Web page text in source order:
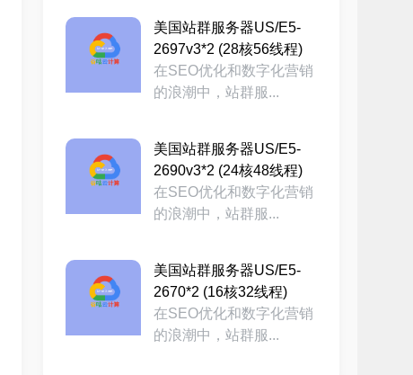
美国站群服务器US/E5-
2697v3*2 (28核56线程)
在SEO优化和数字化营销
的浪潮中，站群服...
美国站群服务器US/E5-
2690v3*2 (24核48线程)
在SEO优化和数字化营销
的浪潮中，站群服...
美国站群服务器US/E5-
2670*2 (16核32线程)
在SEO优化和数字化营销
的浪潮中，站群服...